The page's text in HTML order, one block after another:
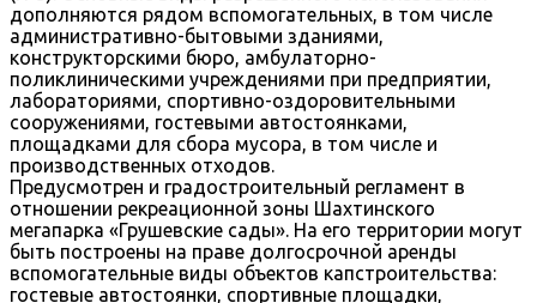
дополняются рядом вспомогательных, в том числе
административно-бытовыми зданиями,
конструкторскими бюро, амбулаторно-
поликлиническими учреждениями при предприятии,
лабораториями, спортивно-оздоровительными
сооружениями, гостевыми автостоянками,
площадками для сбора мусора, в том числе и
производственных отходов.
Предусмотрен и градостроительный регламент в
отношении рекреационной зоны Шахтинского
мегапарка «Грушевские сады». На его территории могут
быть построены на праве долгосрочной аренды
вспомогательные виды объектов капстроительства:
гостевые автостоянки, спортивные площадки,